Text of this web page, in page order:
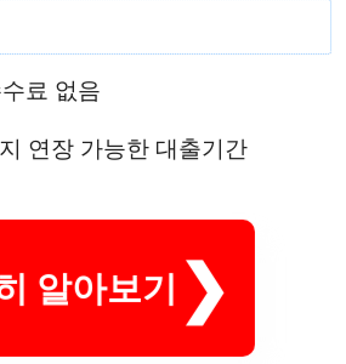
료 없음
연장 가능한 대출기간
알아보기